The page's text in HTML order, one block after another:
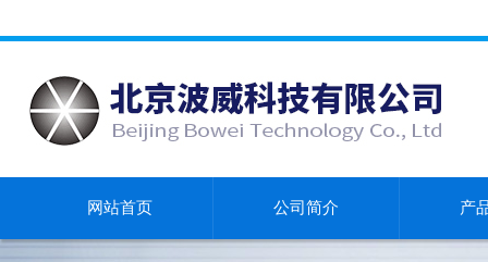
网站首页 公司简介 产